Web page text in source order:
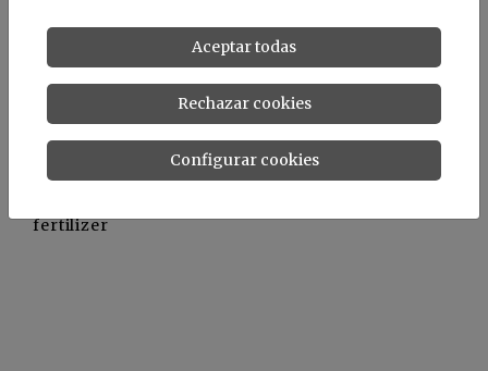
fermentación de la producción de biogás a partir
de residuos agrícolas.
Fuente
fertilizer
Aceptar todas
Rechazar cookies
Configurar cookies